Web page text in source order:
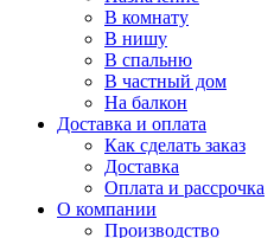
В комнату
В нишу
В спальню
В частный дом
На балкон
Доставка и оплата
Как сделать заказ
Доставка
Оплата и рассрочка
О компании
Производство